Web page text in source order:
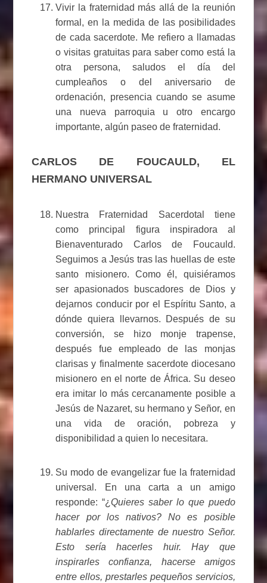
Vivir la fraternidad más allá de la reunión
formal, en la medida de las posibilidades
de cada sacerdote. Me refiero a llamadas
o visitas gratuitas para saber como está la
otra persona, saludos el día del
cumpleaños o del aniversario de
ordenación, presencia cuando se asume
una nueva parroquia u otro encargo
importante, algún paseo de fraternidad.
CARLOS DE FOUCAULD, EL
HERMANO UNIVERSAL
Nuestra Fraternidad Sacerdotal tiene
como principal figura inspiradora al
Bienaventurado Carlos de Foucauld.
Seguimos a Jesús tras las huellas de este
santo misionero. Como él, quisiéramos
ser apasionados buscadores de Dios y
dejarnos conducir por el Espíritu Santo, a
dónde quiera llevarnos. Después de su
conversión, se hizo monje trapense,
después fue empleado de las monjas
clarisas y finalmente sacerdote diocesano
misionero en el norte de África. Su deseo
era imitar lo más cercanamente posible a
Jesús de Nazaret, su hermano y Señor, en
una vida de oración, pobreza y
disponibilidad a quien lo necesitara.
Su modo de evangelizar fue la fraternidad
universal. En una carta a un amigo
responde: “¿Quieres saber lo que puedo
hacer por los nativos? No es posible
hablarles directamente de nuestro Señor.
Esto sería hacerles huir. Hay que
inspirarles confianza, hacerse amigos
entre ellos, prestarles pequeños servicios,